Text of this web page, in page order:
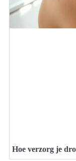
Hoe verzorg je